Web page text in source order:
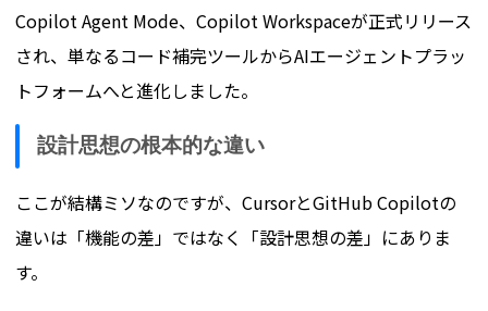
Copilot Agent Mode、Copilot Workspaceが正式リリース
され、単なるコード補完ツールからAIエージェントプラッ
トフォームへと進化しました。
設計思想の根本的な違い
ここが結構ミソなのですが、CursorとGitHub Copilotの
違いは「機能の差」ではなく「設計思想の差」にありま
す。